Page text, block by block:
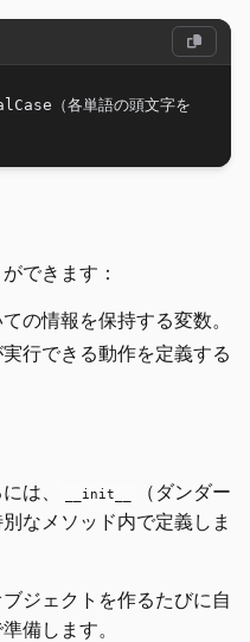
（各単語の頭文字を
できます：
の情報を保持する変数。
行できる動作を定義する
は、 __init__
（ダンダー
なメソッド内で定義しま
ジェクトを作るたびに自
備します。